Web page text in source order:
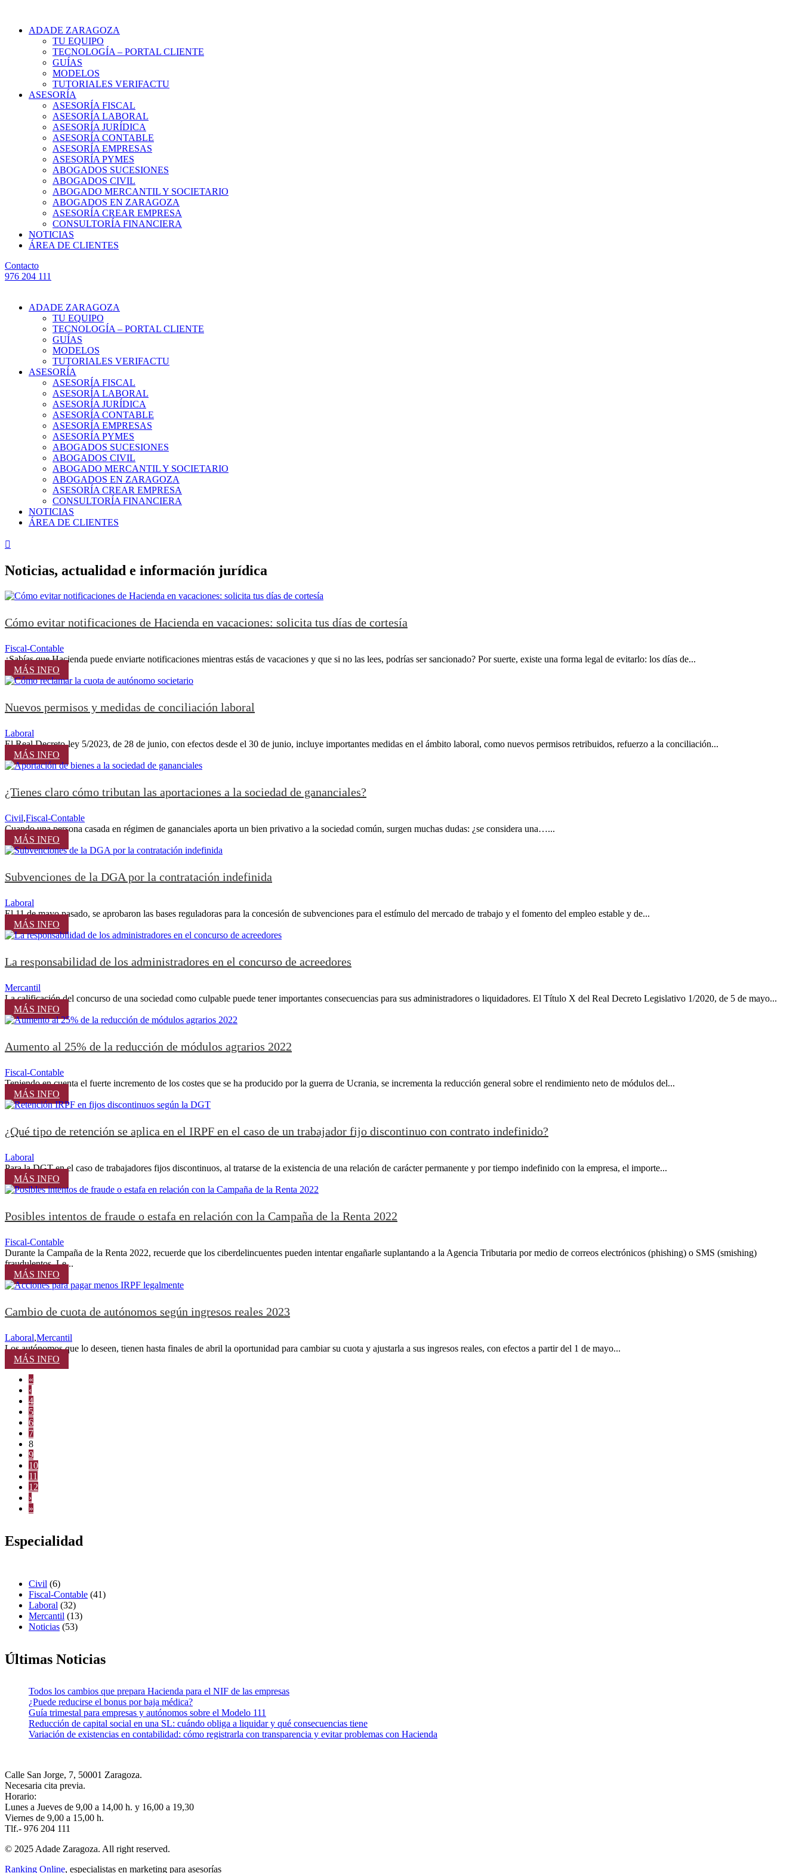
ADADE ZARAGOZA
TU EQUIPO
TECNOLOGÍA – PORTAL CLIENTE
GUÍAS
MODELOS
TUTORIALES VERIFACTU
ASESORÍA
ASESORÍA FISCAL
ASESORÍA LABORAL
ASESORÍA JURÍDICA
ASESORÍA CONTABLE
ASESORÍA EMPRESAS
ASESORÍA PYMES
ABOGADOS SUCESIONES
ABOGADOS CIVIL
ABOGADO MERCANTIL Y SOCIETARIO
ABOGADOS EN ZARAGOZA
ASESORÍA CREAR EMPRESA
CONSULTORÍA FINANCIERA
NOTICIAS
ÁREA DE CLIENTES
Contacto
976 204 111
ADADE ZARAGOZA
TU EQUIPO
TECNOLOGÍA – PORTAL CLIENTE
GUÍAS
MODELOS
TUTORIALES VERIFACTU
ASESORÍA
ASESORÍA FISCAL
ASESORÍA LABORAL
ASESORÍA JURÍDICA
ASESORÍA CONTABLE
ASESORÍA EMPRESAS
ASESORÍA PYMES
ABOGADOS SUCESIONES
ABOGADOS CIVIL
ABOGADO MERCANTIL Y SOCIETARIO
ABOGADOS EN ZARAGOZA
ASESORÍA CREAR EMPRESA
CONSULTORÍA FINANCIERA
NOTICIAS
ÁREA DE CLIENTES

Noticias, actualidad e información jurídica
Cómo evitar notificaciones de Hacienda en vacaciones: solicita tus días de cortesía
Fiscal-Contable
¿Sabías que Hacienda puede enviarte notificaciones mientras estás de vacaciones y que si no las lees, podrías ser sancionado? Por suerte, existe una forma legal de evitarlo: los días de...
MÁS INFO
Nuevos permisos y medidas de conciliación laboral
Laboral
El Real Decreto-ley 5/2023, de 28 de junio, con efectos desde el 30 de junio, incluye importantes medidas en el ámbito laboral, como nuevos permisos retribuidos, refuerzo a la conciliación...
MÁS INFO
¿Tienes claro cómo tributan las aportaciones a la sociedad de gananciales?
Civil,Fiscal-Contable
Cuando una persona casada en régimen de gananciales aporta un bien privativo a la sociedad común, surgen muchas dudas: ¿se considera una…...
MÁS INFO
Subvenciones de la DGA por la contratación indefinida
Laboral
El 11 de mayo pasado, se aprobaron las bases reguladoras para la concesión de subvenciones para el estímulo del mercado de trabajo y el fomento del empleo estable y de...
MÁS INFO
La responsabilidad de los administradores en el concurso de acreedores
Mercantil
La calificación del concurso de una sociedad como culpable puede tener importantes consecuencias para sus administradores o liquidadores. El Título X del Real Decreto Legislativo 1/2020, de 5 de mayo...
MÁS INFO
Aumento al 25% de la reducción de módulos agrarios 2022
Fiscal-Contable
Teniendo en cuenta el fuerte incremento de los costes que se ha producido por la guerra de Ucrania, se incrementa la reducción general sobre el rendimiento neto de módulos del...
MÁS INFO
¿Qué tipo de retención se aplica en el IRPF en el caso de un trabajador fijo discontinuo con contrato indefinido?
Laboral
Para la DGT en el caso de trabajadores fijos discontinuos, al tratarse de la existencia de una relación de carácter permanente y por tiempo indefinido con la empresa, el importe...
MÁS INFO
Posibles intentos de fraude o estafa en relación con la Campaña de la Renta 2022
Fiscal-Contable
Durante la Campaña de la Renta 2022, recuerde que los ciberdelincuentes pueden intentar engañarle suplantando a la Agencia Tributaria por medio de correos electrónicos (phishing) o SMS (smishing)
fraudulentos. Le...
MÁS INFO
Cambio de cuota de autónomos según ingresos reales 2023
Laboral,Mercantil
Los autónomos que lo deseen, tienen hasta finales de abril la oportunidad para cambiar su cuota y ajustarla a sus ingresos reales, con efectos a partir del 1 de mayo...
MÁS INFO
«
‹
4
5
6
7
8
9
10
11
12
›
»
Especialidad
Civil (6)
Fiscal-Contable (41)
Laboral (32)
Mercantil (13)
Noticias (53)
Últimas Noticias
Todos los cambios que prepara Hacienda para el NIF de las empresas
¿Puede reducirse el bonus por baja médica?
Guía trimestal para empresas y autónomos sobre el Modelo 111
Reducción de capital social en una SL: cuándo obliga a liquidar y qué consecuencias tiene
Variación de existencias en contabilidad: cómo registrarla con transparencia y evitar problemas con Hacienda
Calle San Jorge, 7, 50001 Zaragoza.
Necesaria cita previa.
Horario:
Lunes a Jueves de 9,00 a 14,00 h. y 16,00 a 19,30
Viernes de 9,00 a 15,00 h.
Tlf.- 976 204 111
© 2025 Adade Zaragoza. All right reserved.
Ranking Online, especialistas en marketing para asesorías